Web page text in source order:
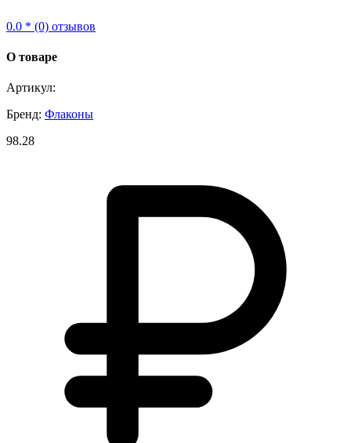
0.0 * (0) отзывов
О товаре
Артикул:
Бренд: Флаконы
98.28